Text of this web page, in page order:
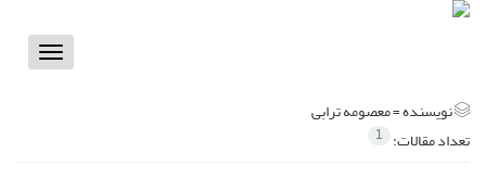
Toggle
نویسنده =معصومه ترابی
تعداد مقالات: 1